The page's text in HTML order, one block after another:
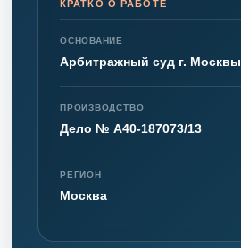
КРАТКО О РАБОТЕ
ОСНОВАНИЕ
Арбитражный суд г. Москвы
ПРОИЗВОДСТВО
Дело № А40-187073/13
РЕГИОН
Москва